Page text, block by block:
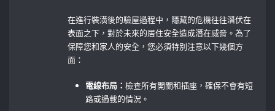
在進行裝潢後的驗屋過程中，隱藏的危機往往潛伏在
表面之下，對於未來的居住安全造成潛在威脅。為了
保障您和家人的安全，您必須特別注意以下幾個方
面：
電線布局：檢查所有開關和插座，確保不會有短
路或過載的情況。